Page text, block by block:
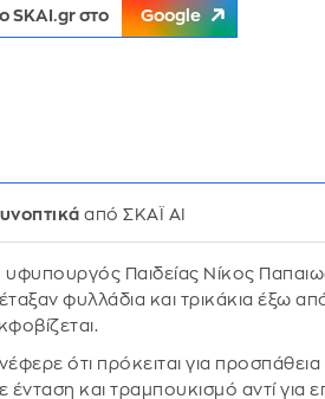
SKAI.gr στο Google
από ΣΚΑΪ AI
υφυπουργός Παιδείας Νίκος
φυλλάδια και τρικάκια έξω
ότι πρόκειται για
ένταση και τραμπουκισμό αντί για